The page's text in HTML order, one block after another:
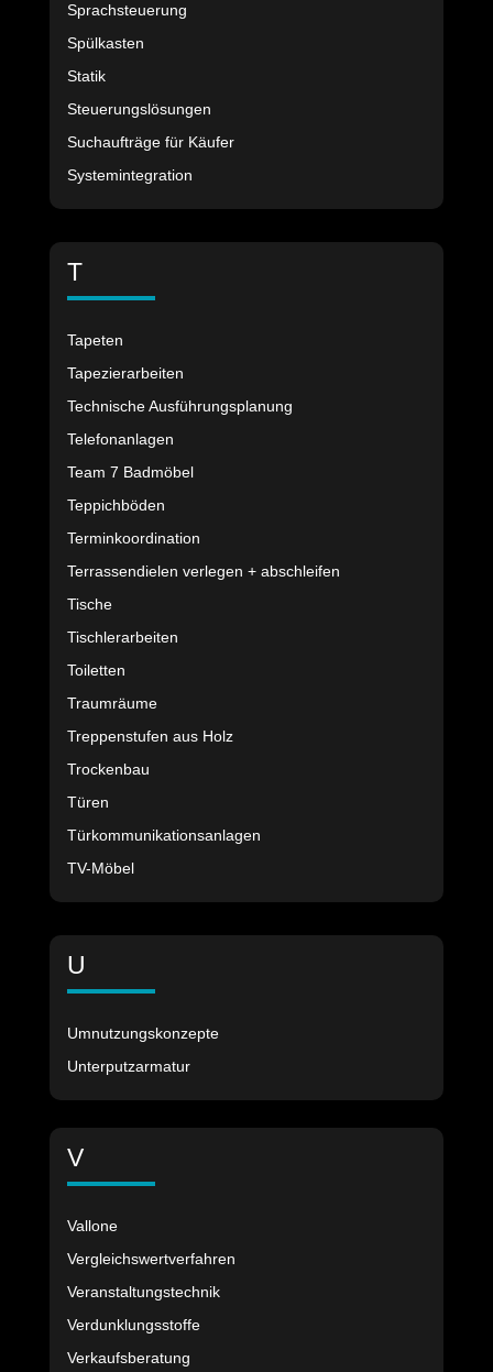
Sprachsteuerung
Spülkasten
Statik
Steuerungslösungen
Suchaufträge für Käufer
Systemintegration
T
Tapeten
Tapezierarbeiten
Technische Ausführungsplanung
Telefonanlagen
Team 7 Badmöbel
Teppichböden
Terminkoordination
Terrassendielen verlegen + abschleifen
Tische
Tischlerarbeiten
Toiletten
Traumräume
Treppenstufen aus Holz
Trockenbau
Türen
Türkommunikationsanlagen
TV-Möbel
U
Umnutzungskonzepte
Unterputzarmatur
V
Vallone
Vergleichswertverfahren
Veranstaltungstechnik
Verdunklungsstoffe
Verkaufsberatung